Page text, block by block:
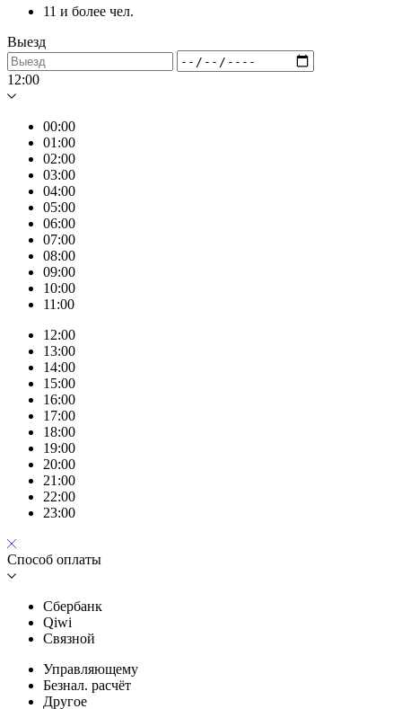
11 и более чел.
Выезд
12:00
00:00
01:00
02:00
03:00
04:00
05:00
06:00
07:00
08:00
09:00
10:00
11:00
12:00
13:00
14:00
15:00
16:00
17:00
18:00
19:00
20:00
21:00
22:00
23:00
Способ оплаты
Сбербанк
Qiwi
Связной
Управляющему
Безнал. расчёт
Другое